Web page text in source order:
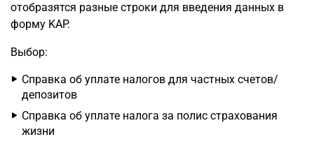
отобразятся разные строки для введения данных в
форму KAP.
Выбор:
Справка об уплате налогов для частных счетов/
депозитов
Справка об уплате налога за полис страхования
жизни